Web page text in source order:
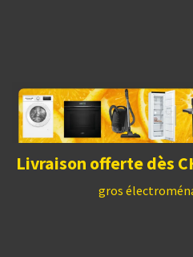
Livraison offerte dès
gros